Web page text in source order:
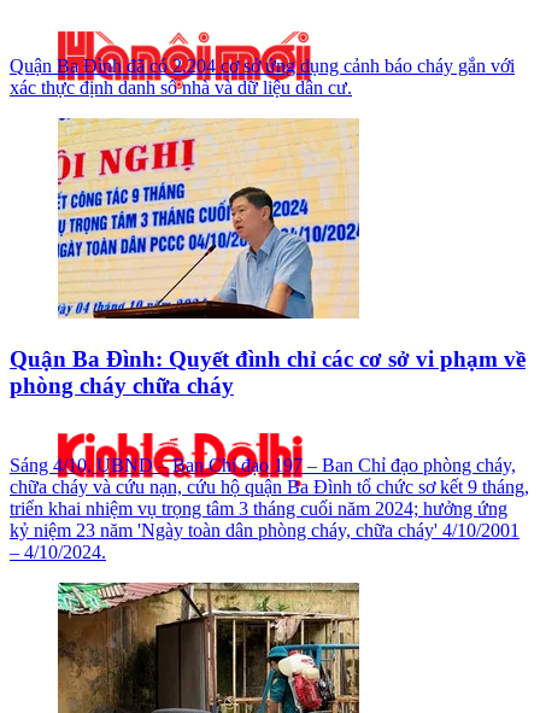
Quận Ba Đình đã có 2.204 cơ sở ứng dụng cảnh báo cháy gắn với
xác thực định danh số nhà và dữ liệu dân cư.
Quận Ba Đình: Quyết đình chỉ các cơ sở vi phạm về
phòng cháy chữa cháy
Sáng 4/10, UBND – Ban Chỉ đạo 197 – Ban Chỉ đạo phòng cháy,
chữa cháy và cứu nạn, cứu hộ quận Ba Đình tổ chức sơ kết 9 tháng,
triển khai nhiệm vụ trọng tâm 3 tháng cuối năm 2024; hưởng ứng
kỷ niệm 23 năm 'Ngày toàn dân phòng cháy, chữa cháy' 4/10/2001
– 4/10/2024.